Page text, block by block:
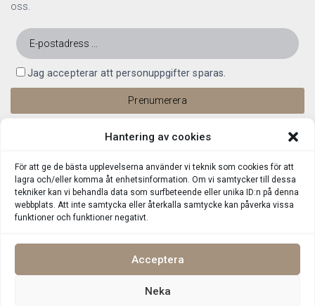
Hantering av cookies
För att ge de bästa upplevelserna använder vi teknik som cookies för att
lagra och/eller komma åt enhetsinformation. Om vi samtycker till dessa
tekniker kan vi behandla data som surfbeteende eller unika ID:n på denna
webbplats. Att inte samtycka eller återkalla samtycke kan påverka vissa
funktioner och funktioner negativt.
Acceptera
Neka
oss.
Jag accepterar att personuppgifter sparas.
Integritetspolicy